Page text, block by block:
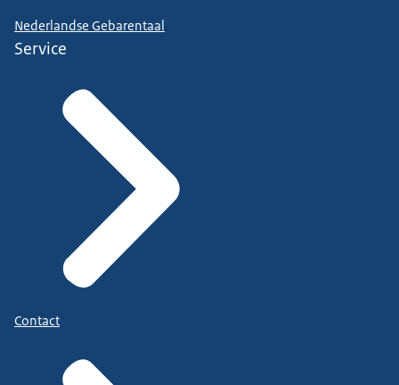
Nederlandse Gebarentaal
Service
Contact